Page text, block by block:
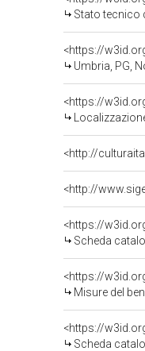
Stato tecnico
<https://
Umbria, PG,
<https://
<http://
<https://
Scheda
<https://
Misure del
<https://
Scheda